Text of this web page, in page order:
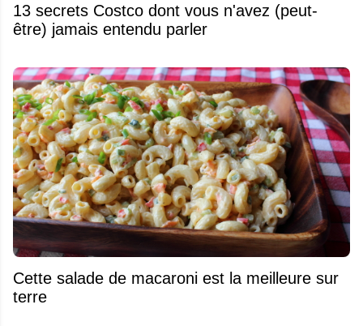
13 secrets Costco dont vous n'avez (peut-
être) jamais entendu parler
Cette salade de macaroni est la meilleure sur
terre